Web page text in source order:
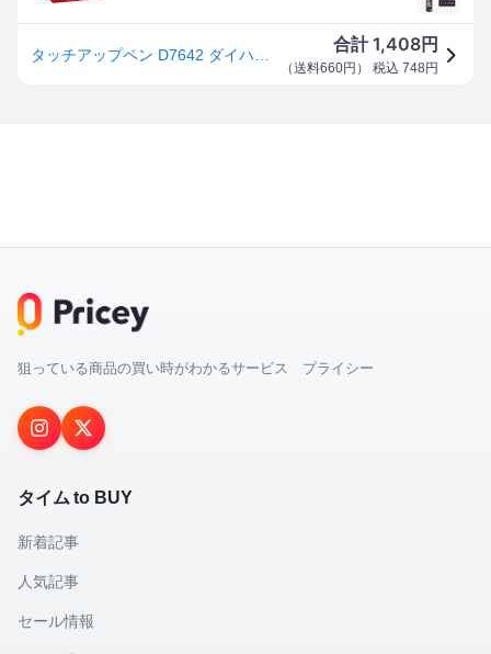
合計1,408円
（送料660円 ） 税込 748 円
狙っている商品の買い時がわかるサービス プライシー
タイム to BUY
新着記事
人気記事
セール情報